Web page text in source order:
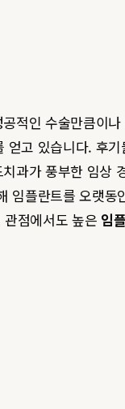
적인 수술만큼이
고 있습니다. 후
과가 풍부한 임상
플란트를 오랫
점에서도 높은 임